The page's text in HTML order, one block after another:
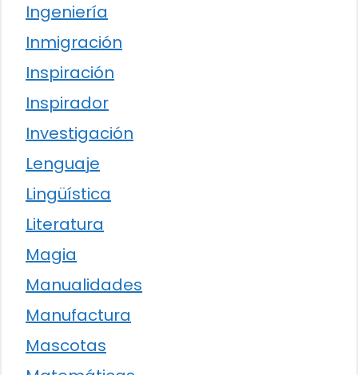
Ingeniería
Inmigración
Inspiración
Inspirador
Investigación
Lenguaje
Lingüística
Literatura
Magia
Manualidades
Manufactura
Mascotas